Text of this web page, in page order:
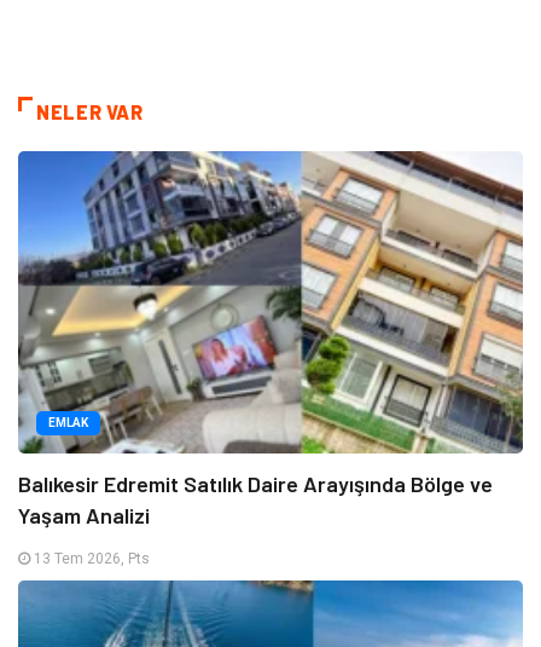
NELER VAR
EMLAK
Balıkesir Edremit Satılık Daire Arayışında Bölge ve
Yaşam Analizi
13 Tem 2026, Pts